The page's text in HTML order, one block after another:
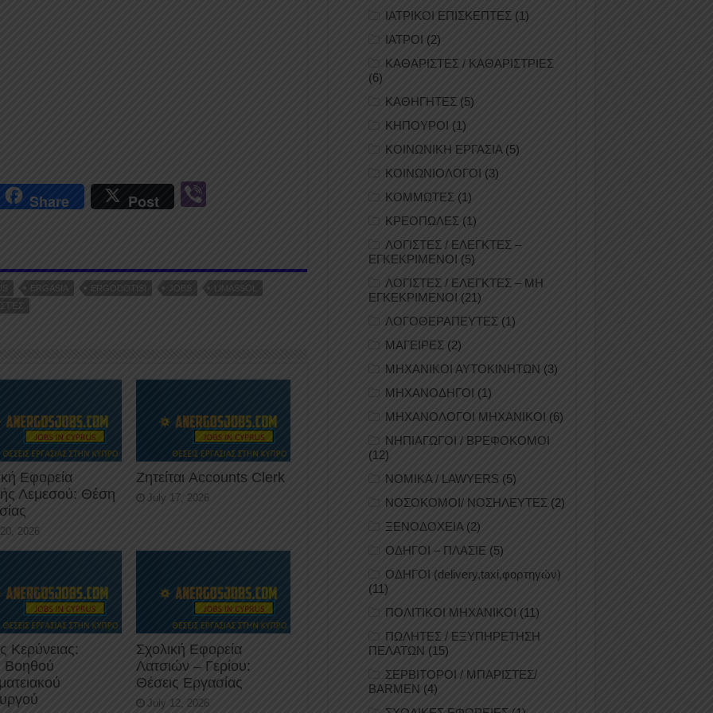
Share Post
ERGASIA ERGODOTISI JOBS
LIMASSOL
Εφορεία
Λεμεσού: Θέση
2026
Ζητείται Accounts Clerk
July 17, 2026
Κερύνειας:
Βοηθού
Σχολική Εφορεία
Λατσιών – Γερίου:
Θέσεις Εργασίας
July 12, 2026
ΙΑΤΡΙΚΟΙ ΕΠΙΣΚΕΠΤΕΣ (1)
ΙΑΤΡΟΙ (2)
ΚΑΘΑΡΙΣΤΕΣ / ΚΑΘΑΡΙΣΤΡΙΕΣ
(6)
ΚΑΘΗΓΗΤΕΣ (5)
ΚΗΠΟΥΡΟΙ (1)
ΚΟΙΝΩΝΙΚΗ ΕΡΓΑΣΙΑ(5)
ΚΟΙΝΩΝΙΟΛΟΓΟΙ (3)
ΚΟΜΜΩΤΕΣ (1)
ΚΡΕΟΠΩΛΕΣ (1)
ΛΟΓΙΣΤΕΣ / ΕΛΕΓΚΤΕΣ –
ΕΓΚΕΚΡΙΜΕΝΟΙ (5)
ΛΟΓΙΣΤΕΣ / ΕΛΕΓΚΤΕΣ – ΜΗ
ΕΓΚΕΚΡΙΜΕΝΟΙ (21)
ΛΟΓΟΘΕΡΑΠΕΥΤΕΣ (1)
ΜΑΓΕΙΡΕΣ (2)
ΜΗΧΑΝΙΚΟΙ ΑΥΤΟΚΙΝΗΤΩΝ (3)
ΜΗΧΑΝΟΔΗΓΟΙ (1)
ΜΗΧΑΝΟΛΟΓΟΙ ΜΗΧΑΝΙΚΟΙ (6)
ΝΗΠΙΑΓΩΓΟΙ / ΒΡΕΦΟΚΟΜΟΙ
(12)
ΝΟΜΙΚΑ / LAWYERS (5)
ΝΟΣΟΚΟΜΟΙ/ ΝΟΣΗΛΕΥΤΕΣ (2)
ΞΕΝΟΔΟΧΕΙΑ(2)
ΟΔΗΓΟΙ – ΠΛΑΣΙΕ (5)
ΟΔΗΓΟΙ (delivery,taxi,φορτηγών)
(11)
ΠΟΛΙΤΙΚΟΙ ΜΗΧΑΝΙΚΟΙ (11)
ΠΩΛΗΤΕΣ / ΕΞΥΠΗΡΕΤΗΣΗ
ΠΕΛΑΤΩΝ (15)
ΣΕΡΒΙΤΟΡΟΙ / ΜΠΑΡΙΣΤΕΣ/
BARMEN (4)